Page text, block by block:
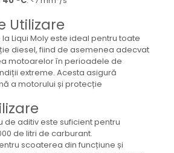
hidraulica
Utilizare
la Liqui Moly este ideal pentru toate
diesel, fiind de asemenea adecvat
motoarelor în perioadele de
extreme. Acesta asigură
a motorului și protecție
de aditiv este suficient pentru
de litri de carburant.
scoaterea din funcțiune și